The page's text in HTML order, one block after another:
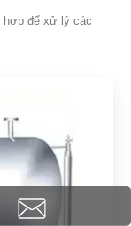
hợp để xử lý các